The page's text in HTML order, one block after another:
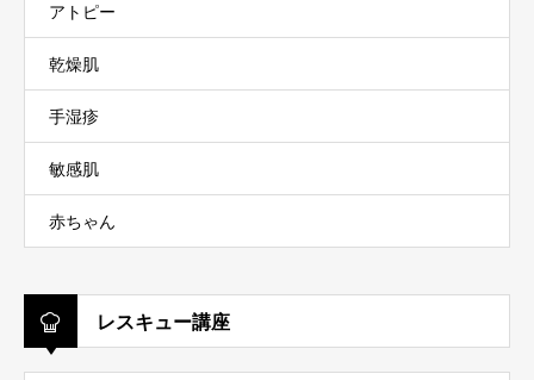
アトピー
乾燥肌
手湿疹
敏感肌
赤ちゃん
レスキュー講座